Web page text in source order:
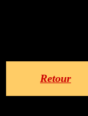
Retour